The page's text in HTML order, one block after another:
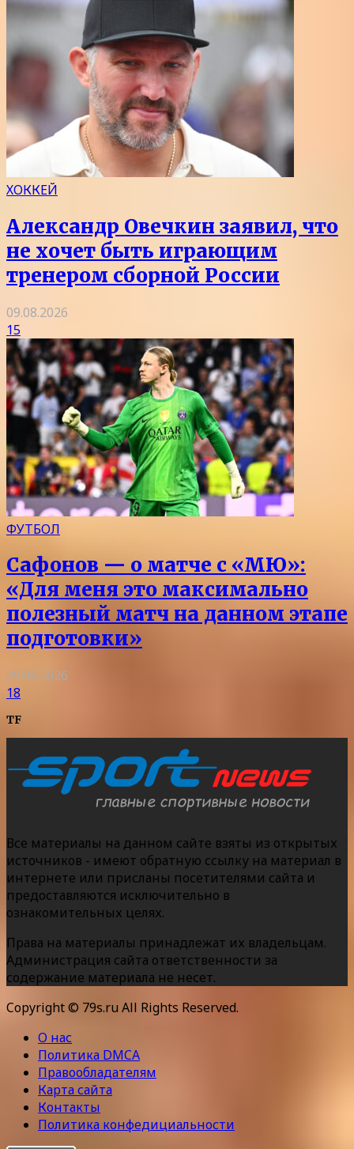
ХОККЕЙ
Александр Овечкин заявил, что
не хочет быть играющим
тренером сборной России
09.08.2026
15
ФУТБОЛ
Сафонов — о матче с «МЮ»:
«Для меня это максимально
полезный матч на данном этапе
подготовки»
09.08.2026
18
TF
Все материалы на данном сайте взяты из открытых
источников - имеют обратную ссылку на материал в
интернете или присланы посетителями сайта и
предоставляются исключительно в
ознакомительных целях.
Права на материалы принадлежат их владельцам.
Администрация сайта ответственности за
содержание материала не несет.
Copyright © 79s.ru All Rights Reserved.
О нас
Политика DMCA
Правообладателям
Карта сайта
Контакты
Политика конфедициальности